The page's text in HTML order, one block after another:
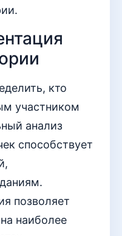
кто
участником
анализ
способствует
позволяет
наиболее